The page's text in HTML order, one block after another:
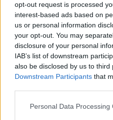
opt-out request is processed
interest-based ads based on
us or personal information
your opt-out. You may
disclosure of your personal
IAB’s list of downstream
also be disclosed by us to third
Downstream Participants that
Please note that this website/
Personal Data Processing
experiencia gratificante.
bien a la vida familiar,
ejercicio y cariño que
estos perros terminan en
descartados una vez que
caza. Al considerar la
evaluar si se pueden
físicas y emocionales. La